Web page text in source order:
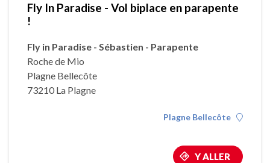
Fly In Paradise - Vol biplace en parapente
!
Fly in Paradise - Sébastien - Parapente
Roche de Mio
Plagne Bellecôte
73210 La Plagne
Plagne Bellecôte
Y ALLER